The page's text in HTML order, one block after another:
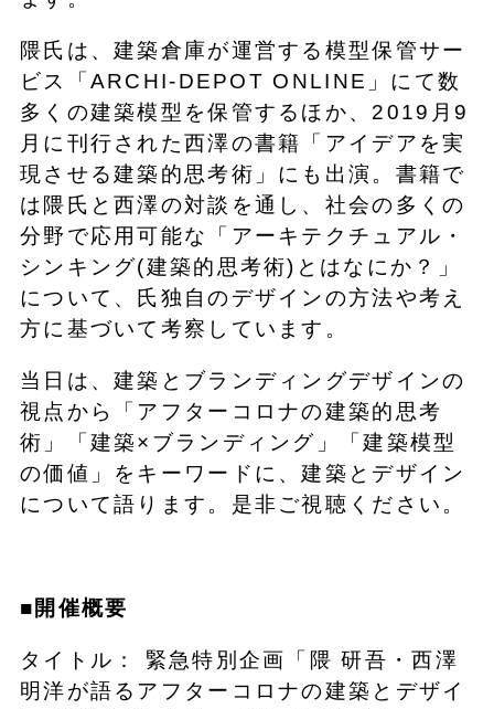
隈氏は、建築倉庫が運営する模型保管サー
ビス「ARCHI-DEPOT ONLINE」にて数
多くの建築模型を保管するほか、2019月9
月に刊行された西澤の書籍「アイデアを実
現させる建築的思考術」にも出演。書籍で
は隈氏と西澤の対談を通し、社会の多くの
分野で応用可能な「アーキテクチュアル・
シンキング(建築的思考術)とはなにか？」
について、氏独自のデザインの方法や考え
方に基づいて考察しています。
当日は、建築とブランディングデザインの
視点から「アフターコロナの建築的思考
術」「建築×ブランディング」「建築模型
の価値」をキーワードに、建築とデザイン
について語ります。是非ご視聴ください。
■開催概要
タイトル： 緊急特別企画「隈 研吾・西澤
明洋が語るアフターコロナの建築とデザイ